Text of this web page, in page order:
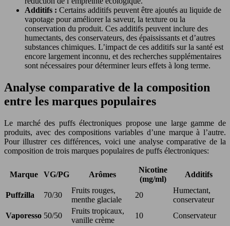
Additifs : Certains additifs peuvent être ajoutés au liquide de
vapotage pour améliorer la saveur, la texture ou la
conservation du produit. Ces additifs peuvent inclure des
humectants, des conservateurs, des épaississants et d’autres
substances chimiques. L’impact de ces additifs sur la santé est
encore largement inconnu, et des recherches supplémentaires
sont nécessaires pour déterminer leurs effets à long terme.
Analyse comparative de la composition
entre les marques populaires
Le marché des puffs électroniques propose une large gamme de
produits, avec des compositions variables d’une marque à l’autre.
Pour illustrer ces différences, voici une analyse comparative de la
composition de trois marques populaires de puffs électroniques:
Marque VG/PG Arômes
Nicotine
(mg/ml)
Additifs
Puffzilla 70/30
Fruits rouges,
menthe glaciale
20
Humectant,
conservateur
Vaporesso 50/50
Fruits tropicaux,
vanille crème
10
Conservateur